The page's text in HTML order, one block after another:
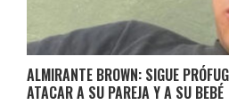
ALMIRANTE BROWN: SIGUE
ATACAR A SU PAREJA Y A SU BEBÉ